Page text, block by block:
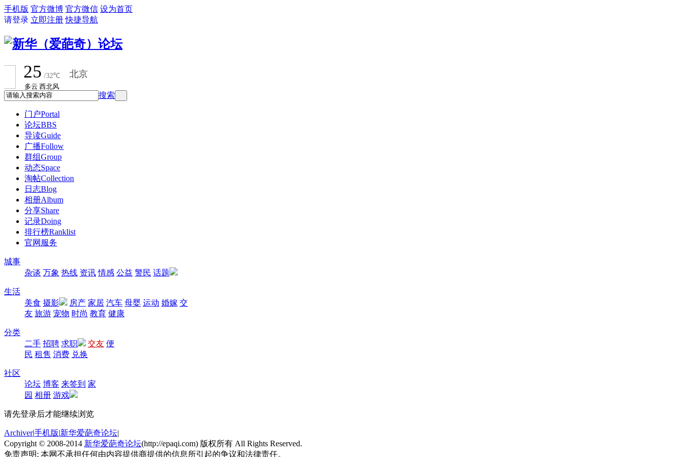
手机版 官方微博 官方微信 设为首页
请登录 立即注册 快捷导航
搜索
门户Portal
论坛BBS
导读Guide
广播Follow
群组Group
动态Space
淘帖Collection
日志Blog
相册Album
分享Share
记录Doing
排行榜Ranklist
官网服务
城事
杂谈 万象 热线 资讯 情感 公益 警民 话题
生活
美食 摄影 房产 家居 汽车 母婴 运动 婚嫁 交
友 旅游 宠物 时尚 教育 健康
分类
二手 招聘 求职 交友 便
民 租售 消费 兑换
社区
论坛 博客 来签到 家
园 相册 游戏
请先登录后才能继续浏览
Archiver|手机版|新华爱葩奇论坛|
Copyright © 2008-2014 新华爱葩奇论坛(http://epaqi.com) 版权所有 All Rights Reserved.
免责声明: 本网不承担任何由内容提供商提供的信息所引起的争议和法律责任。